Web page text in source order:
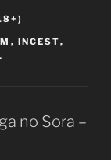
, INCEST,
no Sora –